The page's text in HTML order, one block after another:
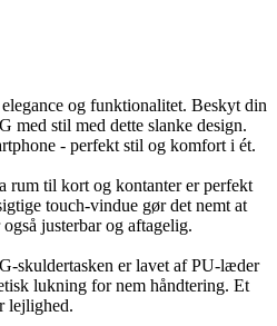
og funktionalitet. Beskyt din
med stil med dette slanke design.
- perfekt stil og komfort i ét.
rum til kort og kontanter er perfekt
touch-vindue gør det nemt at
justerbar og aftagelig.
skuldertasken er lavet af PU-læder
lukning for nem håndtering. Et
lejlighed.